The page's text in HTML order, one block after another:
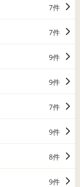
7件
7件
9件
9件
7件
9件
8件
9件